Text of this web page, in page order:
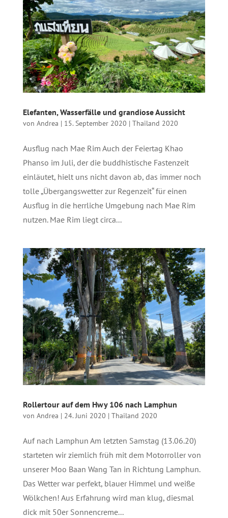
Elefanten, Wasserfälle und grandiose Aussicht
von Andrea | 15. September 2020 | Thailand 2020
Ausflug nach Mae Rim Auch der Feiertag Khao
Phanso im Juli, der die buddhistische Fastenzeit
einläutet, hielt uns nicht davon ab, das immer noch
tolle „Übergangswetter zur Regenzeit“ für einen
Ausflug in die herrliche Umgebung nach Mae Rim
nutzen. Mae Rim liegt circa...
Rollertour auf dem Hwy 106 nach Lamphun
von Andrea | 24. Juni 2020 | Thailand 2020
Auf nach Lamphun Am letzten Samstag (13.06.20)
starteten wir ziemlich früh mit dem Motorroller von
unserer Moo Baan Wang Tan in Richtung Lamphun.
Das Wetter war perfekt, blauer Himmel und weiße
Wölkchen! Aus Erfahrung wird man klug, diesmal
dick mit 50er Sonnencreme...